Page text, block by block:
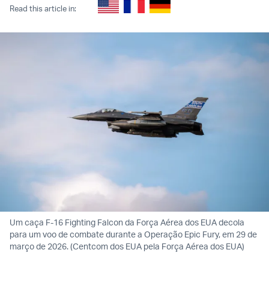
Read this article in:
Um caça F-16 Fighting Falcon da Força Aérea dos EUA decola
para um voo de combate durante a Operação Epic Fury, em 29 de
março de 2026. (Centcom dos EUA pela Força Aérea dos EUA)